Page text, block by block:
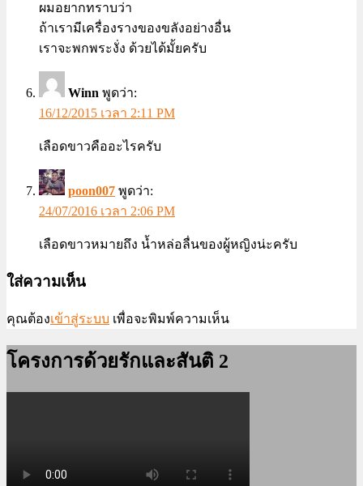
ผมอยากทราบว่า
ถ้าเรามีเครื่องรางของขลังอย่างอื่น
เราจะพกพระงั่ง ด้วยได้มั้ยครับ
Winn พูดว่า:
16/12/2015 เวลา 2:11 PM
เลือดขาวคืออะไรครับ
poon007 พูดว่า:
24/07/2016 เวลา 2:06 PM
เลือดขาวหมายถึง น้ำหล่อลื่นของผู้หญิงน่ะครับ
ใส่ความเห็น
คุณต้องเข้าสู่ระบบ เพื่อจะพิมพ์ความเห็น
โครงการด้วยรักและสันติ 2